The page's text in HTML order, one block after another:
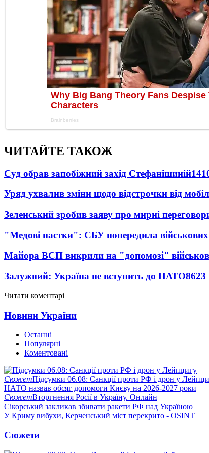
ЧИТАЙТЕ ТАКОЖ
Суд обрав запобіжний захід Стефанішиній
Уряд ухвалив зміни щодо відстрочки від
Зеленський зробив заяву про мирні
"Медові пастки": СБУ попередила військових
Майора ВСП викрили на "допомозі"
Залужний: Україна не вступить до НАТО8623
Читати коментарі
Новини України
Останні
Популярні
Коментовані
СюжетПідсумки 06.08: Санкції проти РФ і дрон у
НАТО назвав обсяг допомоги Києву на 2026-2027 роки
СюжетВторгнення Росії в Україну. Онлайн
Сікорський закликав збивати ракети РФ над Україною
У Криму вибухи, Керченський міст перекрито - OSINT
Сюжети